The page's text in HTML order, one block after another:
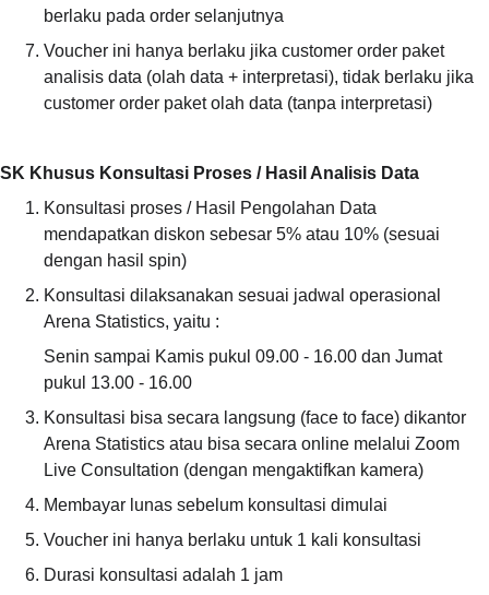
berlaku pada order selanjutnya
Voucher ini hanya berlaku jika customer order paket
analisis data (olah data + interpretasi), tidak berlaku jika
customer order paket olah data (tanpa interpretasi)
SK Khusus Konsultasi Proses / Hasil Analisis Data
Konsultasi proses / Hasil Pengolahan Data
mendapatkan diskon sebesar 5% atau 10% (sesuai
dengan hasil spin)
Konsultasi dilaksanakan sesuai jadwal operasional
Arena Statistics, yaitu :
Senin sampai Kamis pukul 09.00 - 16.00 dan Jumat
pukul 13.00 - 16.00
Konsultasi bisa secara langsung (face to face) dikantor
Arena Statistics atau bisa secara online melalui Zoom
Live Consultation (dengan mengaktifkan kamera)
Membayar lunas sebelum konsultasi dimulai
Voucher ini hanya berlaku untuk 1 kali konsultasi
Durasi konsultasi adalah 1 jam